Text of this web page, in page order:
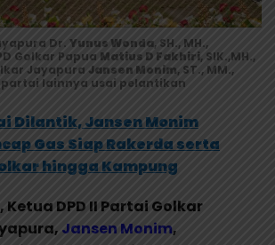
Dr. Yunus Wonda, SH., MH.,
Golkar Papua Matius D Fakhiri, SIK.,MH.,
Jayapura Jansen Monim, ST., MM.,
lainnya usai pelantikan
Dilantik, Jansen Monim
Gas Siap Rakerda serta
hingga Kampung
DPD II Partai Golkar
Jansen Monim,